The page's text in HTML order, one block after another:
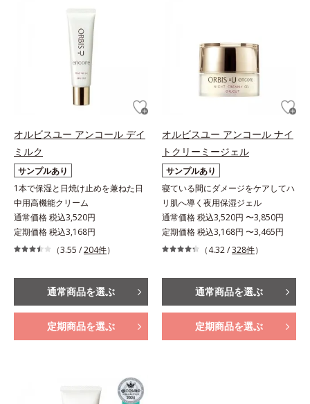
オルビスユー アンコール デイ
ミルク
サンプルあり
1本で保湿と日焼け止めを兼ねた日
中用高機能クリーム
通常価格 税込3,520円
定期価格 税込3,168円
（3.55 /204件）
通常商品を選ぶ
定期商品を選ぶ
オルビスユー アンコール ナイ
トクリーミージェル
サンプルあり
寝ている間にダメージをケアしてハ
リ肌へ導く夜用保湿ジェル
通常価格 税込3,520円 〜3,850円
定期価格 税込3,168円 〜3,465円
（4.32 /328件）
通常商品を選ぶ
定期商品を選ぶ